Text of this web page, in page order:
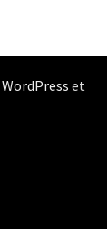
WordPress et